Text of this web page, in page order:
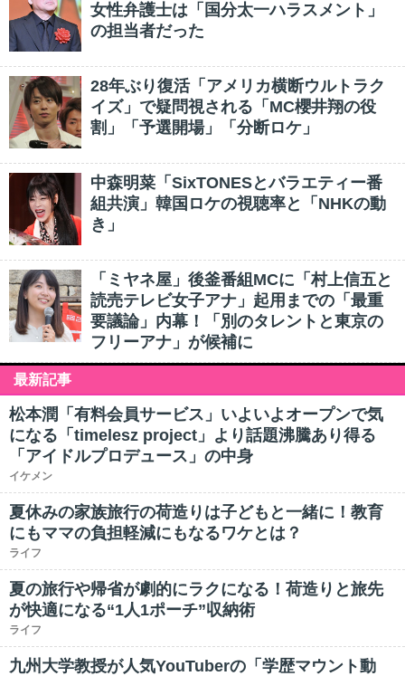
女性弁護士は「国分太一ハラスメント」
の担当者だった
28年ぶり復活「アメリカ横断ウルトラク
イズ」で疑問視される「MC櫻井翔の役
割」「予選開場」「分断ロケ」
中森明菜「SixTONESとバラエティー番
組共演」韓国ロケの視聴率と「NHKの動
き」
「ミヤネ屋」後釜番組MCに「村上信五と
読売テレビ女子アナ」起用までの「最重
要議論」内幕！「別のタレントと東京の
フリーアナ」が候補に
最新記事
松本潤「有料会員サービス」いよいよオープンで気
になる「timelesz project」より話題沸騰あり得る
「アイドルプロデュース」の中身
イケメン
夏休みの家族旅行の荷造りは子どもと一緒に！教育
にもママの負担軽減にもなるワケとは？
ライフ
夏の旅行や帰省が劇的にラクになる！荷造りと旅先
が快適になる“1人1ポーチ”収納術
ライフ
九州大学教授が人気YouTuberの「学歴マウント動